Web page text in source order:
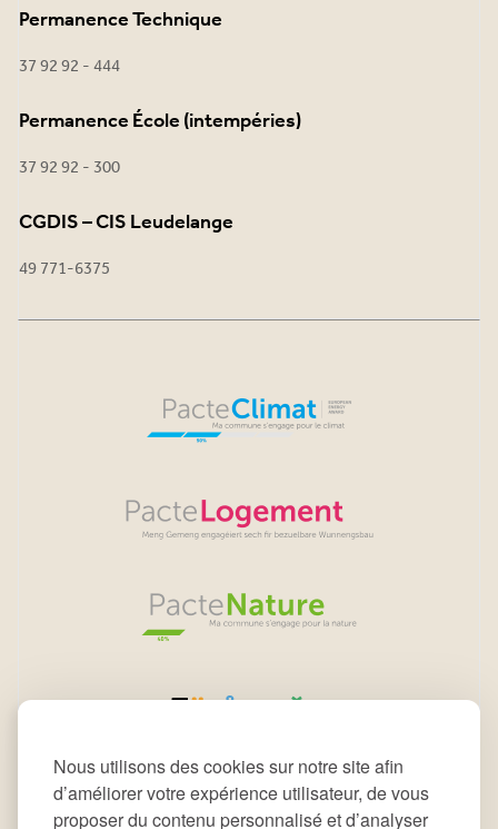
Nous utilisons des cookies sur notre site afin
d’améliorer votre expérience utilisateur, de vous
proposer du contenu personnalisé et d’analyser
Permanence Technique
37 92 92 - 444
Permanence École (intempéries)
37 92 92 - 300
CGDIS – CIS Leudelange
49 771-6375